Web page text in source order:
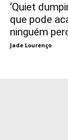
‘Quiet
que pode
ninguém
Jade Lourenço